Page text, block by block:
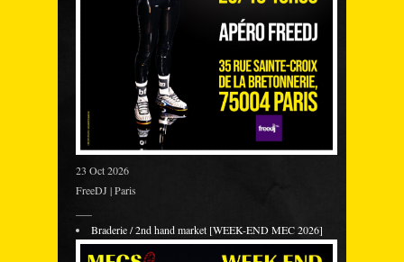
23 Oct 2026
FreeDJ | Paris
Braderie / 2nd hand market [WEEK-END MEC 2026]